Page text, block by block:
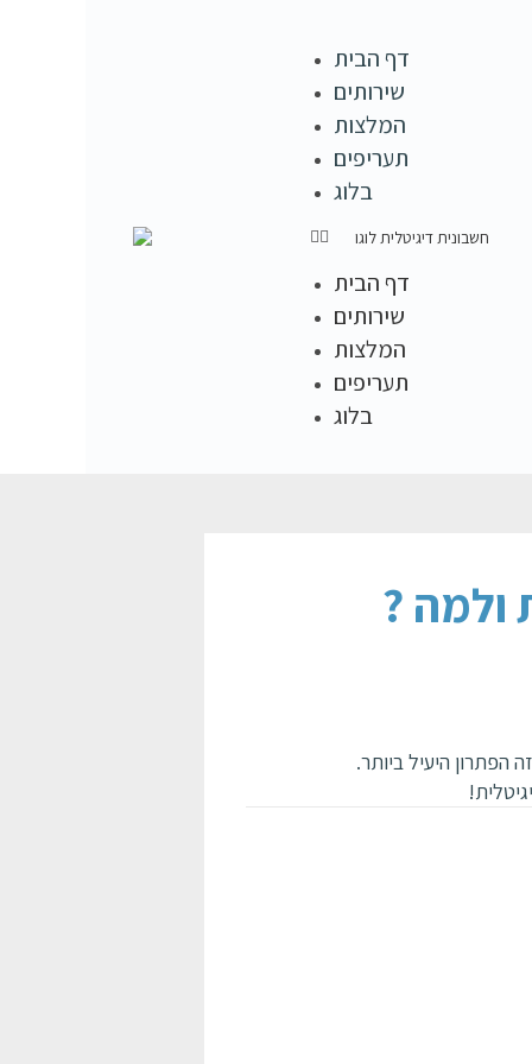
דף הבית
שירותים
המלצות
תעריפים
בלוג
דף הבית
שירותים
המלצות
תעריפים
בלוג
ולמה
היעיל ביותר.